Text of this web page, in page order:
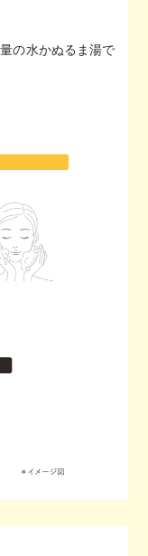
の水かぬるま湯で